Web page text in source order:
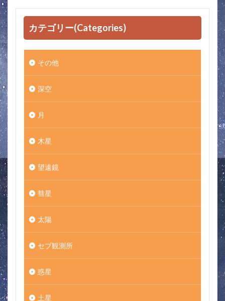
カテゴリー(Categories)
その他
深空
月
木星
望遠鏡
彗星
太陽
セブ観測所
惑星
土星